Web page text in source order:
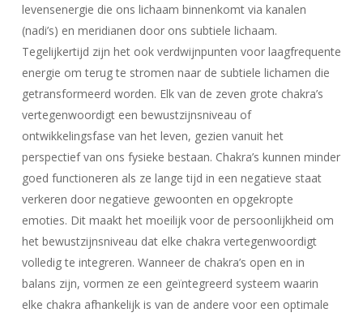
Geen producten in uw winkelwagen.
Go To Shop
levensenergie die ons lichaam binnenkomt via kanalen
(nadi’s) en meridianen door ons subtiele lichaam.
Tegelijkertijd zijn het ook verdwijnpunten voor laagfrequente
energie om terug te stromen naar de subtiele lichamen die
getransformeerd worden. Elk van de zeven grote chakra’s
vertegenwoordigt een bewustzijnsniveau of
ontwikkelingsfase van het leven, gezien vanuit het
perspectief van ons fysieke bestaan. Chakra’s kunnen minder
goed functioneren als ze lange tijd in een negatieve staat
verkeren door negatieve gewoonten en opgekropte
emoties. Dit maakt het moeilijk voor de persoonlijkheid om
het bewustzijnsniveau dat elke chakra vertegenwoordigt
volledig te integreren. Wanneer de chakra’s open en in
balans zijn, vormen ze een geïntegreerd systeem waarin
elke chakra afhankelijk is van de andere voor een optimale